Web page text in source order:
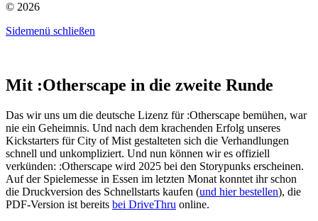
© 2026
Sidemenü schließen
Mit :Otherscape in die zweite Runde
Das wir uns um die deutsche Lizenz für :Otherscape bemühen, war
nie ein Geheimnis. Und nach dem krachenden Erfolg unseres
Kickstarters für City of Mist gestalteten sich die Verhandlungen
schnell und unkompliziert. Und nun können wir es offiziell
verkünden: :Otherscape wird 2025 bei den Storypunks erscheinen.
Auf der Spielemesse in Essen im letzten Monat konntet ihr schon
die Druckversion des Schnellstarts kaufen (und hier bestellen), die
PDF-Version ist bereits bei DriveThru online.